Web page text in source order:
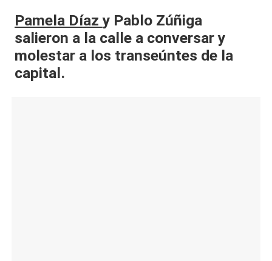
al
it
y
s,
Pamela Díazy Pablo Zúñiga
salieron a la calle a conversar y
molestar a los transeúntes de la
capital.